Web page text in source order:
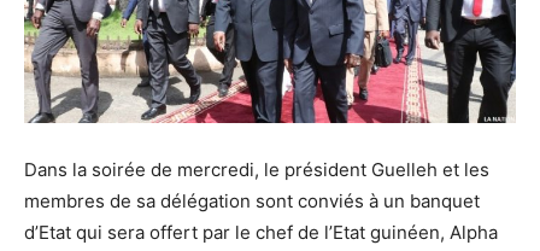
Dans la soirée de mercredi, le président Guelleh et les
membres de sa délégation sont conviés à un banquet
d’Etat qui sera offert par le chef de l’Etat guinéen, Alpha